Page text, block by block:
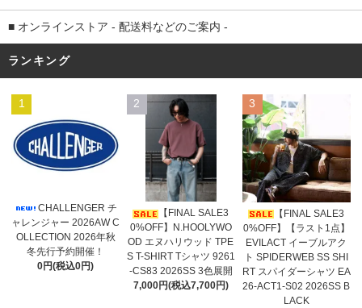
■ オンラインストア - 配送料などのご案内 -
ランキング
1
CHALLENGER チ
ャレンジャー 2026AW C
OLLECTION 2026年秋
冬先行予約開催！
0円(税込0円)
2
【FINAL SALE3
0%OFF】N.HOOLYWO
OD エヌハリウッド TPE
S T-SHIRT Tシャツ 9261
-CS83 2026SS 3色展開
7,000円(税込7,700円)
3
【FINAL SALE3
0%OFF】【ラスト1点】
EVILACT イーブルアク
ト SPIDERWEB SS SHI
RT スパイダーシャツ EA
26-ACT1-S02 2026SS B
LACK